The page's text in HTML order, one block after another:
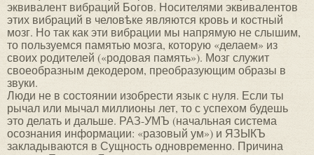
эквивалент вибраций Богов. Носителями эквивалентов
этих вибраций в человѣке являются кровь и костный
мозг. Но так как эти вибрации мы напрямую не слышим,
то пользуемся памятью мозга, которую «делаем» из
своих родителей («родовая память»). Мозг служит
своеобразным декодером, преобразующим образы в
звуки.
Люди не в состоянии изобрести язык с нуля. Если ты
рычал или мычал миллионы лет, то с успехом будешь
это делать и дальше. РАЗ-УМЪ (начальная система
осознания информации: «разовый ум») и ЯЗЫКЪ
закладываются в Сущность одновременно. Причина